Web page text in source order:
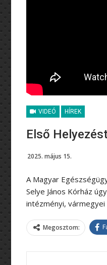
VIDEÓ HÍREK
Első
2025. május 15.
A Magyar
Selye János Kórház
intézményi,
Megosztom: